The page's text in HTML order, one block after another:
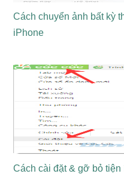
Cách chuyển ảnh bất kỳ
iPhone
Cách cài đặt & gỡ bỏ